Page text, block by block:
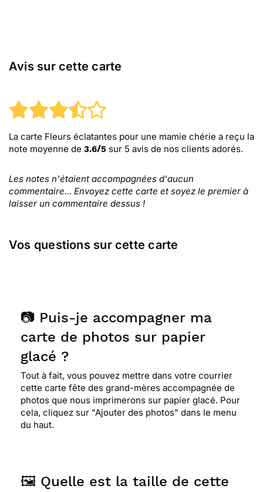
Avis sur cette carte
La carte Fleurs éclatantes pour une mamie chérie a reçu la
note moyenne de 3.6/5 sur 5 avis de nos clients adorés.
Les notes n'étaient accompagnées d'aucun
commentaire... Envoyez cette carte et soyez le premier à
laisser un commentaire dessus !
Vos questions sur cette carte
📷 Puis-je accompagner ma
carte de photos sur papier
glacé ?
Tout à fait, vous pouvez mettre dans votre courrier
cette carte fête des grand-mères accompagnée de
photos que nous imprimerons sur papier glacé. Pour
cela, cliquez sur "Ajouter des photos" dans le menu
du haut.
🖼️ Quelle est la taille de cette